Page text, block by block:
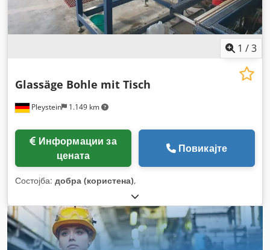
1 /3
Pleystein 1.149 km
Glassäge Bohle mit Tisch
цената
Повикајте
Состојба: добра (користена),